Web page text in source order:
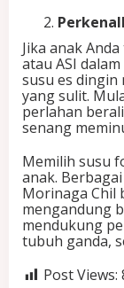
Jika anak
atau ASI
susu es
yang sulit.
perlahan
senang
Memilih susu
anak.
Morinaga Chil
mengandung
mendukung
tubuh ganda,
Post Views: